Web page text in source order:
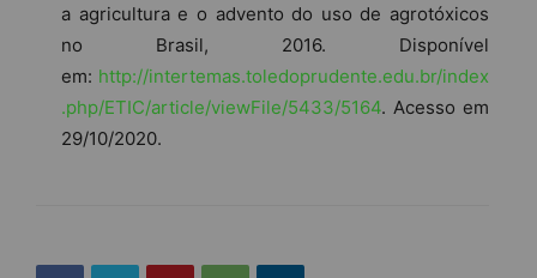
a agricultura e o advento do uso de agrotóxicos
no Brasil, 2016. Disponível
em: http://intertemas.toledoprudente.edu.br/index
.php/ETIC/article/viewFile/5433/5164. Acesso em
29/10/2020.